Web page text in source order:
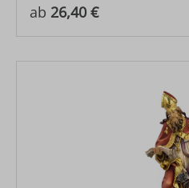
Regulärer Preis:
ab 26,40 €